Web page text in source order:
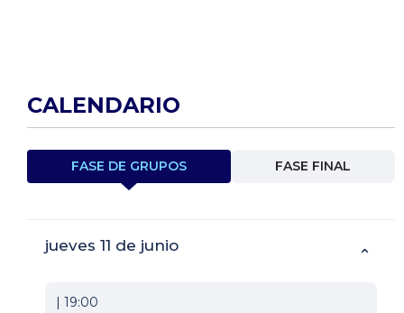
CALENDARIO
FASE DE GRUPOS FASE FINAL
jueves 11 de junio ⌃
| 19:00